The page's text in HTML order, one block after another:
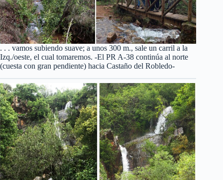
. . . vamos subiendo suave; a unos 300 m., sale un carril a la
Izq./oeste, el cual tomaremos. -El PR A-38 continúa al norte
(cuesta con gran pendiente) hacia Castaño del Robledo-